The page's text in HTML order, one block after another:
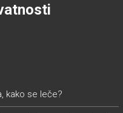
kako se leče?